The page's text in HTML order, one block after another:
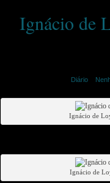
Ignácio de
Diário
Ignácio de
Ignácio de